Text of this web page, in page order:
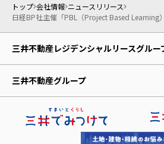
トップ 会社情報 ニュースリリース
日経BP社主催「PBL（Project Based Learning
三井不動産レジデンシャルリースグルー
レジデントファースト株式会社
株式会社アコモデーションファースト
レジデントアシスタンス株式会社
レジデントインシュアランス少額短期保険
三井不動産グループ
三井不動産株式会社
三井不動産レジデンシャル株式会社